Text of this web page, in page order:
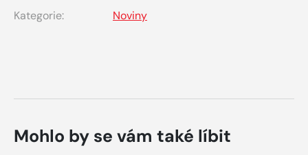
Kategorie:
Noviny
Mohlo by se vám také líbit